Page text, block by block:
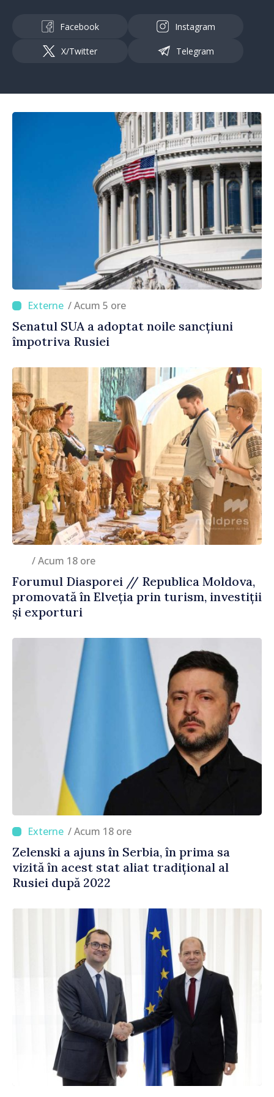
Facebook Instagram
X/Twitter Telegram
/ Acum 5 ore
Senatul SUA a adoptat noile sancțiuni
împotriva Rusiei
/ Acum 18 ore
Forumul Diasporei // Republica Moldova,
promovată în Elveția prin turism, investiții
și exporturi
/ Acum 18 ore
Zelenski a ajuns în Serbia, în prima sa
vizită în acest stat aliat tradițional al
Rusiei după 2022